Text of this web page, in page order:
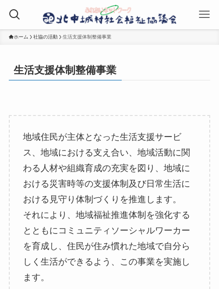
ホーム 社協の活動 生活支援体制整備事業
生活支援体制整備事業
地域住民が主体となった生活支援サービ
ス、地域における支え合い、地域活動に関
わる人材や組織育成の充実を図り、地域に
おける災害時等の支援体制及び日常生活に
おける見守り体制づくりを推進します。
それにより、地域福祉推進体制を強化する
とともにコミュニティソーシャルワーカー
を育成し、住民が住み慣れた地域で自分ら
しく生活ができるよう、この事業を実施し
ます。